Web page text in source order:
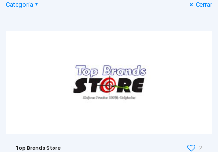
Categoria Cerrar
Top Brands Store 2